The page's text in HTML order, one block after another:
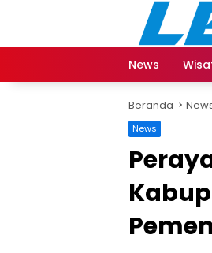
News
Beranda
News